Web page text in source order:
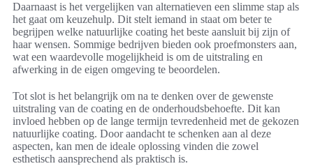
Daarnaast is het vergelijken van alternatieven een slimme stap als
het gaat om keuzehulp. Dit stelt iemand in staat om beter te
begrijpen welke natuurlijke coating het beste aansluit bij zijn of
haar wensen. Sommige bedrijven bieden ook proefmonsters aan,
wat een waardevolle mogelijkheid is om de uitstraling en
afwerking in de eigen omgeving te beoordelen.
Tot slot is het belangrijk om na te denken over de gewenste
uitstraling van de coating en de onderhoudsbehoefte. Dit kan
invloed hebben op de lange termijn tevredenheid met de gekozen
natuurlijke coating. Door aandacht te schenken aan al deze
aspecten, kan men de ideale oplossing vinden die zowel
esthetisch aansprechend als praktisch is.